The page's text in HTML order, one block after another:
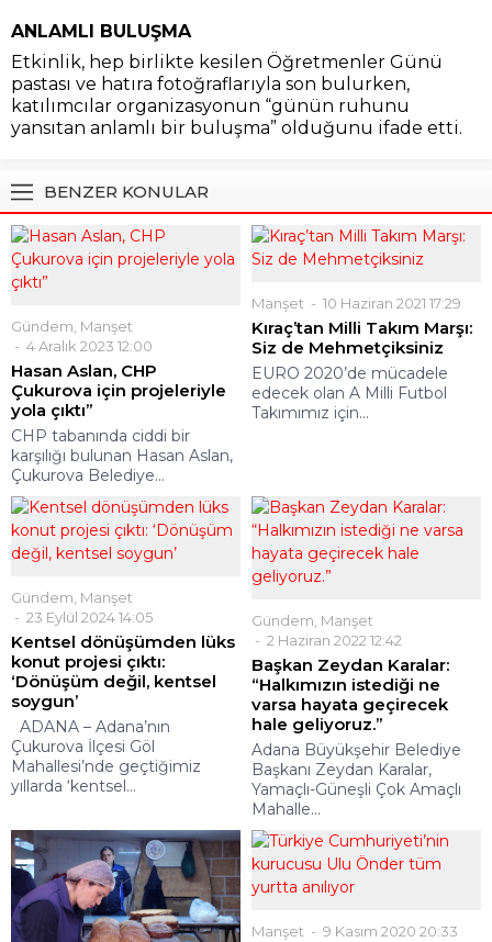
ANLAMLI BULUŞMA
Etkinlik, hep birlikte kesilen Öğretmenler Günü
pastası ve hatıra fotoğraflarıyla son bulurken,
katılımcılar organizasyonun “günün ruhunu
yansıtan anlamlı bir buluşma” olduğunu ifade etti.
BENZER KONULAR
Gündem, Manşet
4 Aralık 2023 12:00
Hasan Aslan, CHP
Çukurova için projeleriyle
yola çıktı”
CHP tabanında ciddi bir
karşılığı bulunan Hasan Aslan,
Çukurova Belediye...
Manşet 10 Haziran 2021 17:29
Kıraç’tan Milli Takım Marşı:
Siz de Mehmetçiksiniz
EURO 2020’de mücadele
edecek olan A Milli Futbol
Takımımız için...
Gündem, Manşet
23 Eylül 2024 14:05
Kentsel dönüşümden lüks
konut projesi çıktı:
‘Dönüşüm değil, kentsel
soygun’
ADANA – Adana’nın
Çukurova İlçesi Göl
Mahallesi’nde geçtiğimiz
yıllarda ‘kentsel...
Gündem, Manşet
2 Haziran 2022 12:42
Başkan Zeydan Karalar:
“Halkımızın istediği ne
varsa hayata geçirecek
hale geliyoruz.”
Adana Büyükşehir Belediye
Başkanı Zeydan Karalar,
Yamaçlı-Güneşli Çok Amaçlı
Mahalle...
Manşet 9 Kasım 2020 20:33